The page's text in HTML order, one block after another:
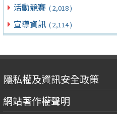
活動競賽 ( 2,018 )
宣導資訊 ( 2,114 )
隱私權及資訊安全政策
網站著作權聲明